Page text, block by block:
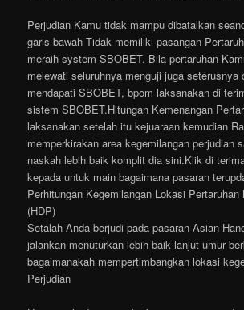
Perjudian Kamu tidak mampu dibatalkan
garis bawah Tidak memiliki pasangan
meraih system SBOBET. Bila pertaruhan
melewati seluruhnya menguji juga seterusnya
mendapati SBOBET, bpom laksanakan di
sistem SBOBET.Hitungan Kemenangan
laksanakan setelah itu kejuaraan kemudian
memperkirakan area kegemilangan perjudian
naskah lebih baik komplit dia sini.Klik di
kepada untuk main bagaimana pasaran
Perhitungan Kegemilangan Lokasi Pertaruhan
(HDP)
Setalah Anda berjudi pada pasaran Asian
jalankan menuturkan lebih baik lanjut umur
bagaimanakah mempertimbangkan lokasi
Perjudian